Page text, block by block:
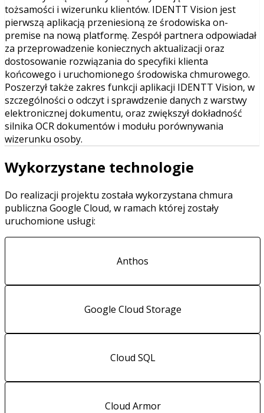
tożsamości i wizerunku klientów. IDENTT Vision jest
pierwszą aplikacją przeniesioną ze środowiska on-
premise na nową platformę. Zespół partnera odpowiadał
za przeprowadzenie koniecznych aktualizacji oraz
dostosowanie rozwiązania do specyfiki klienta
końcowego i uruchomionego środowiska chmurowego.
Poszerzył także zakres funkcji aplikacji IDENTT Vision, w
szczególności o odczyt i sprawdzenie danych z warstwy
elektronicznej dokumentu, oraz zwiększył dokładność
silnika OCR dokumentów i modułu porównywania
wizerunku osoby.
Wykorzystane technologie
Do realizacji projektu została wykorzystana chmura
publiczna Google Cloud, w ramach której zostały
uruchomione usługi:
Anthos
Google Cloud Storage
Cloud SQL
Cloud Armor